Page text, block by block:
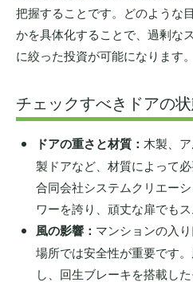
把握することです。どのような
かを具体化することで、過剰な
に絞った投資が可能になります。
チェックすべきドアの
ドアの重さと材質： 木製、
製ドアなど、材質によって
合同会社システムクリエー
ワーを誇り、頑丈な扉でも
風の影響： マンションの入
場所では安全性が重要です
し、 回生ブレーキを搭載し